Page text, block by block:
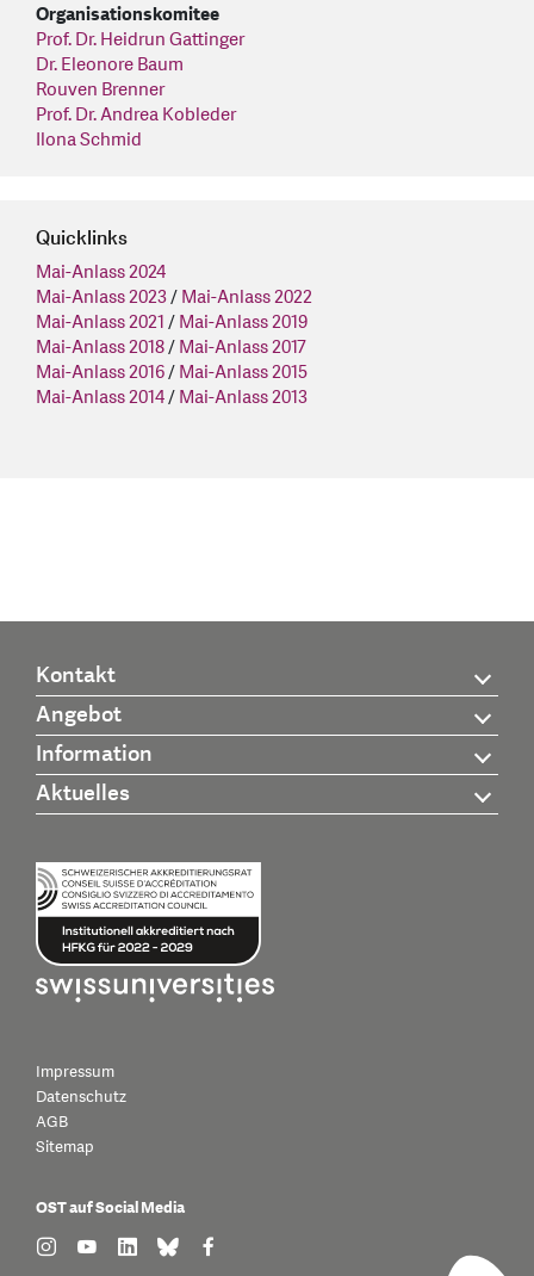
Organisationskomitee
Prof. Dr. Heidrun Gattinger
Dr. Eleonore Baum
Rouven Brenner
Prof. Dr. Andrea Kobleder
​​​​​​​Ilona Schmid
Quicklinks
Mai-Anlass 2024
Mai-Anlass 2023/Mai-Anlass 2022
Mai-Anlass 2021/Mai-Anlass 2019
Mai-Anlass 2018/Mai-Anlass 2017
Mai-Anlass 2016/Mai-Anlass 2015
Mai-Anlass 2014/Mai-Anlass 2013
Kontakt
Angebot
Information
Aktuelles
Impressum
Datenschutz
AGB
Sitemap
OST auf Social Media
find us on: instagram
find us on: youtube
find us on: linkedin
find us on: bluesky
find us on: facebook